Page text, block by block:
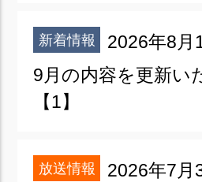
新着情報
2026年8月
9月の内容を更新い
【1】
放送情報
2026年7月